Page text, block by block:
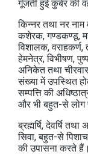
गूँजती हुई कुबेर की
किन्नर तथा नर नाम
कशेरक, गण्डकण्डू,
विशालक,
हेमनेत्र, विभीषण,
अनिकेत तथा
संख्या में उपस्थित
सम्पत्ति की
और भी बहुत-से लोग
ब्रह्मर्षि, देवर्षि
सिवा, बहुत-से
की उपासना करते हैं।